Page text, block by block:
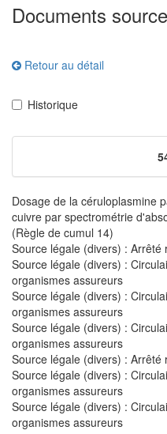
Documents
Retour au détail
Historique
Dosage de la céruloplasmine
cuivre par spectrométrie
(Règle de cumul 14)
Source légale (divers) : Arrêté
Source légale (divers) :
organismes assureurs
Source légale (divers) :
organismes assureurs
Source légale (divers) :
organismes assureurs
Source légale (divers) : Arrêté
Source légale (divers) :
organismes assureurs
Source légale (divers) :
organismes assureurs